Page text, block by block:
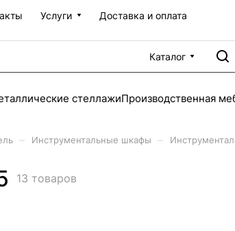
Услуги Доставка и оплата
Каталог
стеллажиПроизводственная
Инструментальные шкафы
13 товаров